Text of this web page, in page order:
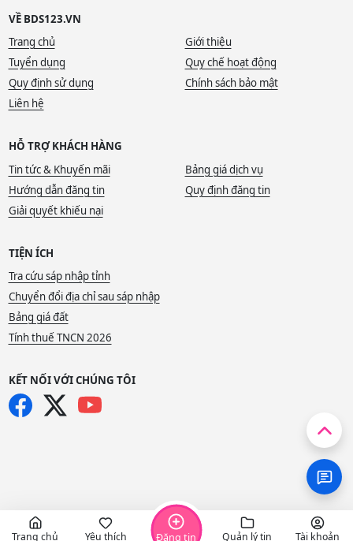
VỀ BDS123.VN
Trang chủ
Giới thiệu
Tuyển dụng
Quy chế hoạt động
Quy định sử dụng
Chính sách bảo mật
Liên hệ
HỖ TRỢ KHÁCH HÀNG
Tin tức & Khuyến mãi
Bảng giá dịch vụ
Hướng dẫn đăng tin
Quy định đăng tin
Giải quyết khiếu nại
TIỆN ÍCH
Tra cứu sáp nhập tỉnh
Chuyển đổi địa chỉ sau sáp nhập
Bảng giá đất
Tính thuế TNCN 2026
KẾT NỐI VỚI CHÚNG TÔI
Trang chủ Yêu thích Đăng tin Quản lý tin Tài khoản